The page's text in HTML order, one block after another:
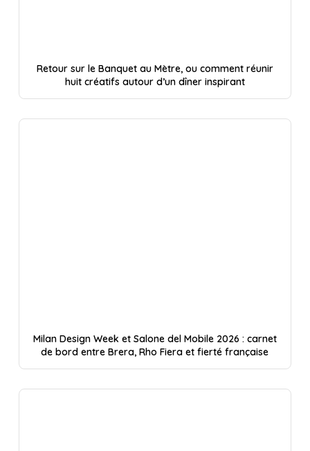
Retour sur le Banquet au Mètre, ou comment réunir
huit créatifs autour d’un dîner inspirant
Milan Design Week et Salone del Mobile 2026 : carnet
de bord entre Brera, Rho Fiera et fierté française